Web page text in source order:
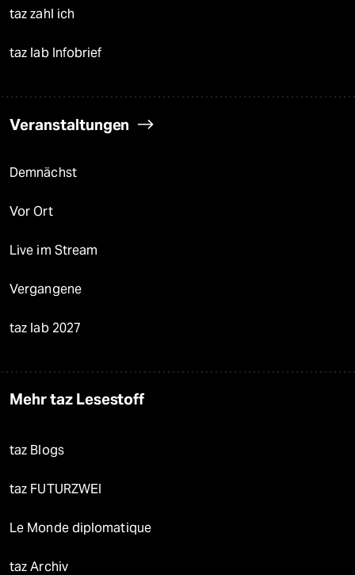
taz zahl ich
taz lab Infobrief
Veranstaltungen
Demnächst
Vor Ort
Live im Stream
Vergangene
taz lab 2027
Mehr taz Lesestoff
taz Blogs
taz FUTURZWEI
Le Monde diplomatique
taz Archiv